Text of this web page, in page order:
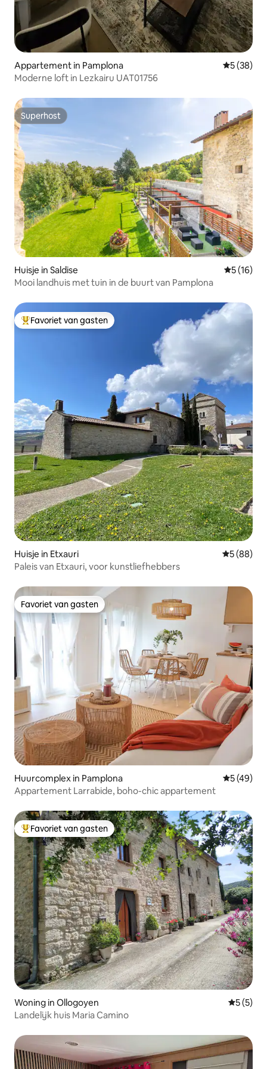
Appartement in Pamplona
5 (38)
Moderne loft in Lezkairu UAT01756
Superhost
Superhost
Huisje in Saldise
5 (16)
Mooi landhuis met tuin in de buurt van Pamplona
Topfavoriet van gasten
Favoriet van gasten
Huisje in Etxauri
5 (88)
Paleis van Etxauri, voor kunstliefhebbers
Favoriet van gasten
Favoriet van gasten
Huurcomplex in Pamplona
5 (49)
Appartement Larrabide, boho-chic appartement
Topfavoriet van gasten
Favoriet van gasten
Woning in Ollogoyen
5 (5)
Landelijk huis Maria Camino